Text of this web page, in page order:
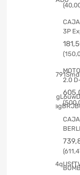
CAJA
3P
2.0
CAJA